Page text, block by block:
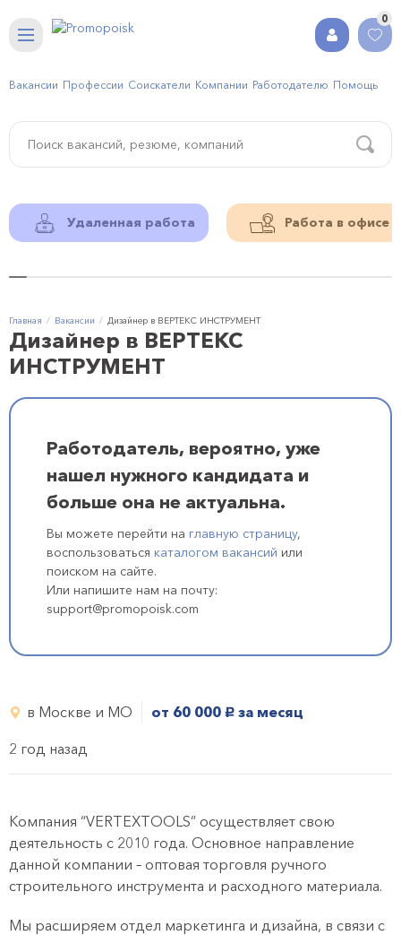
0
Вакансии Профессии Соискатели Компании Работодателю Помощь
Удаленная работа Работа в офисе
Главная Вакансии Дизайнер в ВЕРТЕКС ИНСТРУМЕНТ
Дизайнер в ВЕРТЕКС
ИНСТРУМЕНТ
Работодатель, вероятно, уже
нашел нужного кандидата и
больше она не актуальна.
Вы можете перейти на главную страницу,
воспользоваться каталогом вакансий или
поиском на сайте.
Или напишите нам на почту:
support@promopoisk.com
в Москве и МО от 60 000 руб. за месяц
2 год назад
Компания “VERTEXTOOLS” осуществляет свою
деятельность с 2010 года. Основное направление
данной компании – оптовая торговля ручного
строительного инструмента и расходного материала.
Мы расширяем отдел маркетинга и дизайна, в связи с